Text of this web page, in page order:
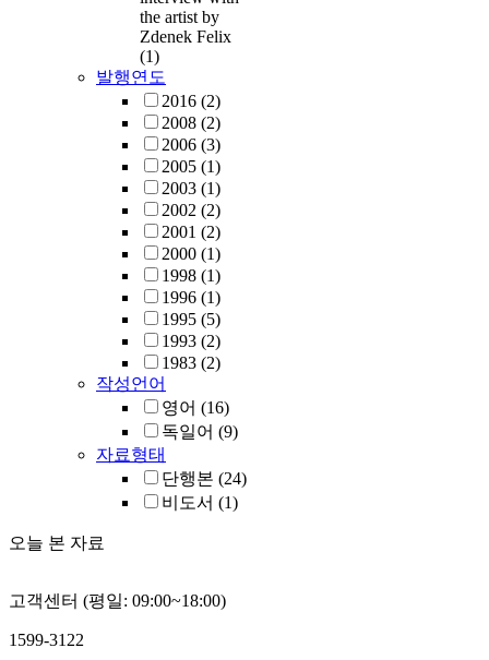
the artist by
Zdenek Felix
(1)
발행연도
2016 (2)
2008 (2)
2006 (3)
2005 (1)
2003 (1)
2002 (2)
2001 (2)
2000 (1)
1998 (1)
1996 (1)
1995 (5)
1993 (2)
1983 (2)
작성언어
영어 (16)
독일어 (9)
자료형태
단행본 (24)
비도서 (1)
오늘 본 자료
고객센터 (평일: 09:00~18:00)
1599-3122